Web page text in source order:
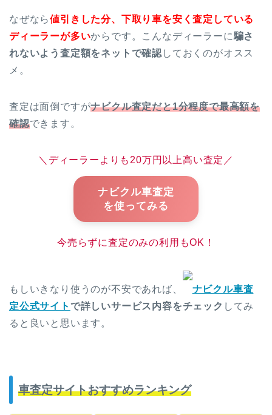
なぜなら値引きした分、 下取り車を安く査定している
ディーラーが多いからです。こんなディーラーに騙さ
れないよう査定額をネットで確認 しておくのがオスス
メ。
査定は面倒ですがナビクル査定だと1分程度で最高額を
確認できます。
＼ディーラーよりも20万円以上高い査定／
ナビクル車査定
を使ってみる
今売らずに査定のみの利用もOK！
もしいきなり使うのが不安であれば、
ナビクル車査
定公式サイト で詳しいサービス内容をチェック してみ
ると良いと思います。
車査定サイトおすすめランキング